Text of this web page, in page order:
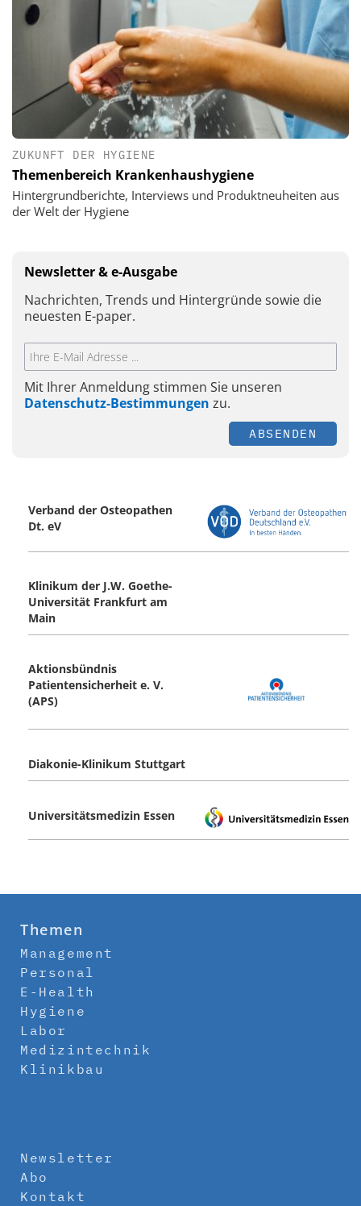
ZUKUNFT DER HYGIENE
Themenbereich Krankenhaushygiene
Hintergrundberichte, Interviews und Produktneuheiten aus
der Welt der Hygiene
Newsletter & e-Ausgabe
Nachrichten, Trends und Hintergründe sowie die
neuesten E-paper.
Mit Ihrer Anmeldung stimmen Sie unseren
Datenschutz-Bestimmungen zu.
ABSENDEN
Verband der Osteopathen
Dt. eV
Klinikum der J.W. Goethe-
Universität Frankfurt am
Main
Aktionsbündnis
Patientensicherheit e. V.
(APS)
Diakonie-Klinikum Stuttgart
Universitätsmedizin Essen
Themen
Management
Personal
E-Health
Hygiene
Labor
Medizintechnik
Klinikbau
Newsletter
Abo
Kontakt